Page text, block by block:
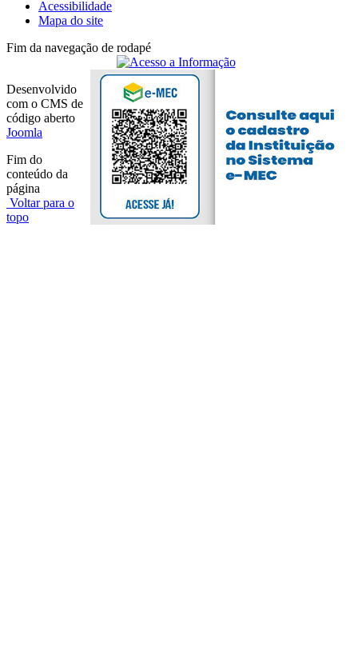
Acessibilidade
Mapa do site
Fim da navegação de rodapé
Desenvolvido
com o CMS de
código aberto
Joomla
Fim do
conteúdo da
página
Voltar para o
topo